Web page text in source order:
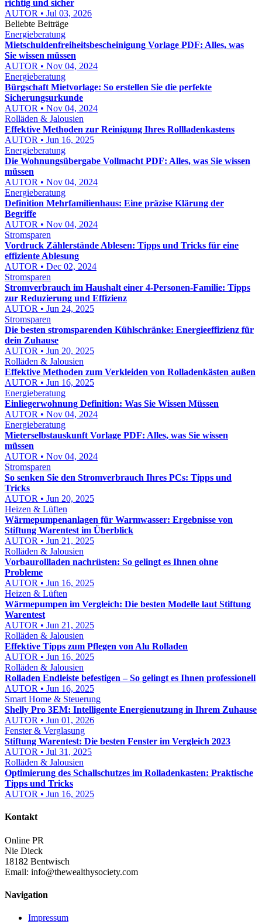
richtig und sicher
AUTOR • Jul 03, 2026
Beliebte Beiträge
Energieberatung
Mietschuldenfreiheitsbescheinigung Vorlage PDF: Alles, was
Sie wissen müssen
AUTOR • Nov 04, 2024
Energieberatung
Bürgschaft Mietvorlage: So erstellen Sie die perfekte
Sicherungsurkunde
AUTOR • Nov 04, 2024
Rolläden & Jalousien
Effektive Methoden zur Reinigung Ihres Rollladenkastens
AUTOR • Jun 16, 2025
Energieberatung
Die Wohnungsübergabe Vollmacht PDF: Alles, was Sie wissen
müssen
AUTOR • Nov 04, 2024
Energieberatung
Definition Mehrfamilienhaus: Eine präzise Klärung der
Begriffe
AUTOR • Nov 04, 2024
Stromsparen
Vordruck Zählerstände Ablesen: Tipps und Tricks für eine
effiziente Ablesung
AUTOR • Dec 02, 2024
Stromsparen
Stromverbrauch im Haushalt einer 4-Personen-Familie: Tipps
zur Reduzierung und Effizienz
AUTOR • Jun 24, 2025
Stromsparen
Die besten stromsparenden Kühlschränke: Energieeffizienz für
dein Zuhause
AUTOR • Jun 20, 2025
Rolläden & Jalousien
Effektive Methoden zum Verkleiden von Rolladenkästen außen
AUTOR • Jun 16, 2025
Energieberatung
Einliegerwohnung Definition: Was Sie Wissen Müssen
AUTOR • Nov 04, 2024
Energieberatung
Mieterselbstauskunft Vorlage PDF: Alles, was Sie wissen
müssen
AUTOR • Nov 04, 2024
Stromsparen
So senken Sie den Stromverbrauch Ihres PCs: Tipps und
Tricks
AUTOR • Jun 20, 2025
Heizen & Lüften
Wärmepumpenanlagen für Warmwasser: Ergebnisse von
Stiftung Warentest im Überblick
AUTOR • Jun 21, 2025
Rolläden & Jalousien
Vorbaurollladen nachrüsten: So gelingt es Ihnen ohne
Probleme
AUTOR • Jun 16, 2025
Heizen & Lüften
Wärmepumpen im Vergleich: Die besten Modelle laut Stiftung
Warentest
AUTOR • Jun 21, 2025
Rolläden & Jalousien
Effektive Tipps zum Pflegen von Alu Rolladen
AUTOR • Jun 16, 2025
Rolläden & Jalousien
Rolladen Endleiste befestigen – So gelingt es Ihnen professionell
AUTOR • Jun 16, 2025
Smart Home & Steuerung
Shelly Pro 3EM: Intelligente Energienutzung in Ihrem Zuhause
AUTOR • Jun 01, 2026
Fenster & Verglasung
Stiftung Warentest: Die besten Fenster im Vergleich 2023
AUTOR • Jul 31, 2025
Rolläden & Jalousien
Optimierung des Schallschutzes im Rolladenkasten: Praktische
Tipps und Tricks
AUTOR • Jun 16, 2025
Kontakt
Online PR
Nie Dieck
18182 Bentwisch
Email: info@thewealthysociety.com
Navigation
Impressum